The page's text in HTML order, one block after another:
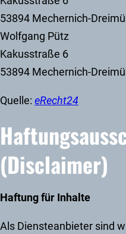
53894 Mechernich-
Wolfgang Pütz
Kakusstraße 6
53894 Mechernich-
Quelle: eRecht24
(Disclaimer)
Haftung für Inhalte
Als Diensteanbieter sind